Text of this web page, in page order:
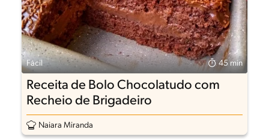
Fácil 45 min
Receita de Bolo Chocolatudo com
Recheio de Brigadeiro
Naiara Miranda